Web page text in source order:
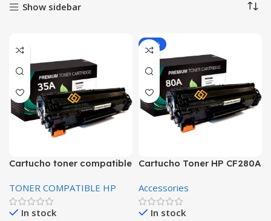
Show sidebar
Cartucho toner compatible
TONER COMPATIBLE HP
In stock
-14%
Cartucho Toner HP CF280A
Laserjet M401/M425
Accessories
In stock